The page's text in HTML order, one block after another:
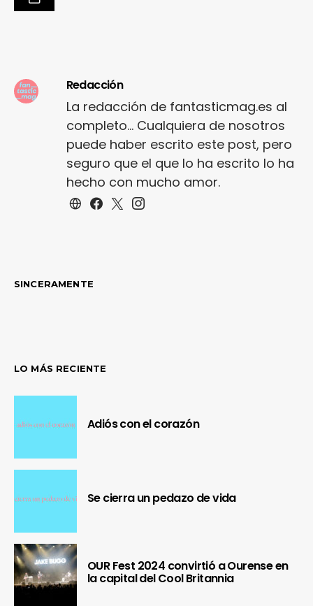
Redacción
La redacción de fantasticmag.es al
completo... Cualquiera de nosotros
puede haber escrito este post, pero
seguro que el que lo ha escrito lo ha
hecho con mucho amor.
SINCERAMENTE
LO MÁS RECIENTE
Adiós con el corazón
Se cierra un pedazo de vida
OUR Fest 2024 convirtió a Ourense en
la capital del Cool Britannia